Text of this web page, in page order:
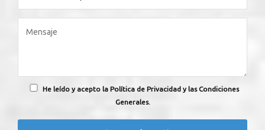
He leído y acepto la Política de Privacidad y las Condiciones
Generales.